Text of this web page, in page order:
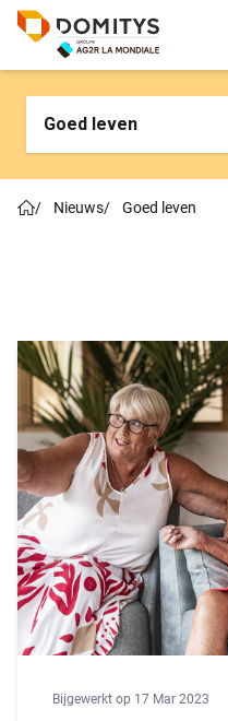
Goed leven
/ Nieuws/ Goed leven
Bijgewerkt op 17 Mar 2023